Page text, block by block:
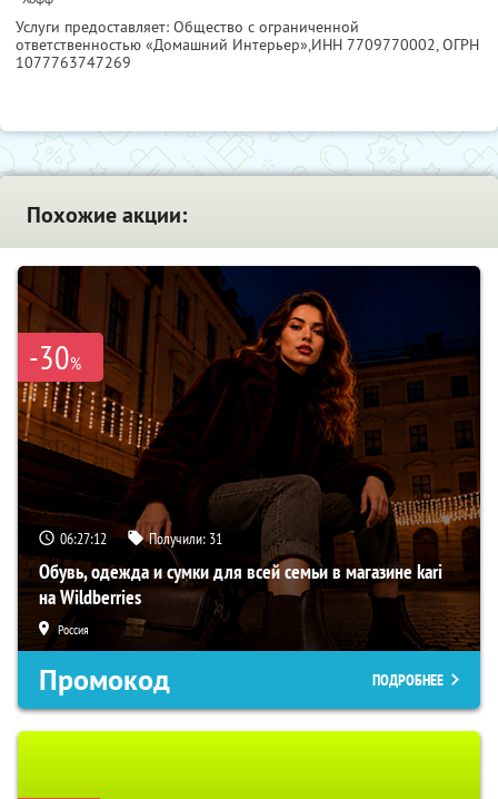
Услуги предоставляет: Общество с ограниченной
ответственностью «Домашний Интерьер»,ИНН 7709770002, ОГРН
1077763747269
Похожие акции:
-30%
06:27:11 Получили: 31
Обувь, одежда и сумки для всей семьи в магазине kari
на Wildberries
Россия
Промокод ПОДРОБНЕЕ